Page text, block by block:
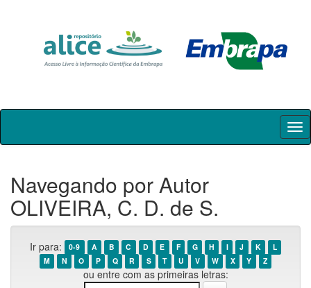
Skip
Navegando por Autor
OLIVEIRA, C. D. de S.
Ir para: 0-9 A B C D E F G H I J K
L
M
N O P Q R S T U V W X Y Z
ou entre com as primeiras letras: